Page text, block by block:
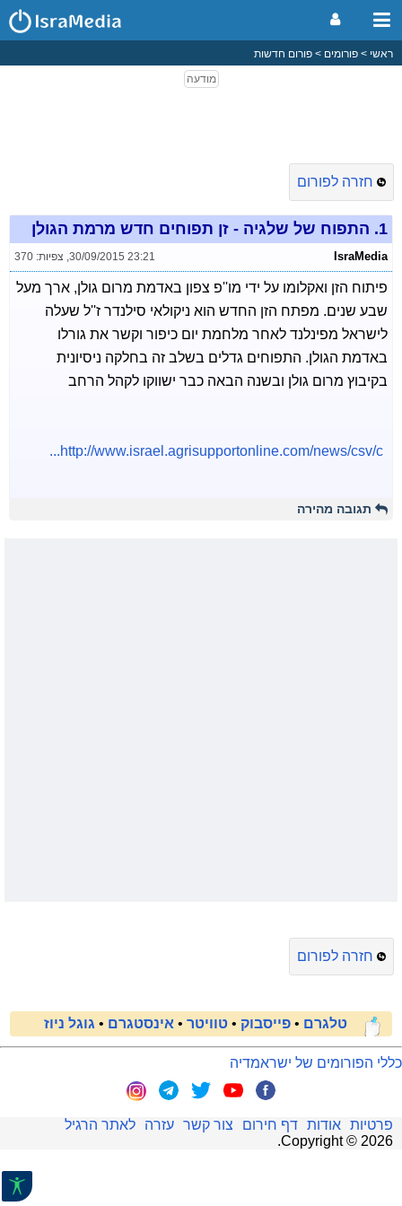
ראשי פורומים פורום חדשות
חזרה לפורום
1. התפוח של שלגיה - זן תפוחים חדש מרמת הגולן
IsraMedia
30/09/2015 23:21
, צפיות: 370
פיתוח הזן ואקלומו על ידי מו''פ צפון באדמת מרום גולן, ארך מעל
שבע שנים. מפתח הזן החדש הוא ניקולאי סילנדר ז''ל שעלה
לישראל מפינלנד לאחר מלחמת יום כיפור וקשר את גורלו
באדמת הגולן. התפוחים גדלים בשלב זה בחלקה ניסיונית
בקיבוץ מרום גולן ובשנה הבאה כבר ישווקו לקהל הרחב
http://www.israel.agrisupportonline.com/news/csv/c...
תגובה מהירה
חזרה לפורום
טלגרם • פייסבוק • טוויטר • אינסטגרם • גוגל ניוז
כללי הפורומים של ישראמדיה
פרטיות אודות דף חירום צור קשר עזרה
לאתר הרגיל
Copyright © 2026
.